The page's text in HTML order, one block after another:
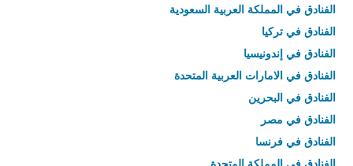
الفنادق في المملكة العربية السعودية
الفنادق في تركيا
الفنادق في إندونيسيا
الفنادق في الامارات العربية المتحدة
الفنادق في البحرين
الفنادق في مصر
الفنادق في فرنسا
الفنادق في المملكة المتحدة